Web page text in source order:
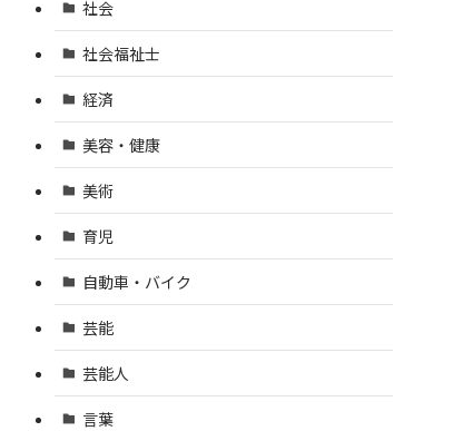
社会
社会福祉士
経済
美容・健康
美術
育児
自動車・バイク
芸能
芸能人
言葉